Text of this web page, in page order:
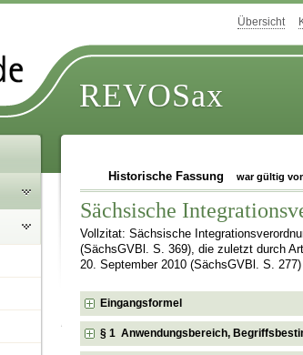
Übersicht
REVOSax
Historische Fassung war gültig
Sächsische
Vollzitat: Sächsische
(SächsGVBl. S. 369), die zuletzt durch
20. September 2010 (SächsGVBl. S.
Eingangsformel
§ 1 Anwendungsbereich,